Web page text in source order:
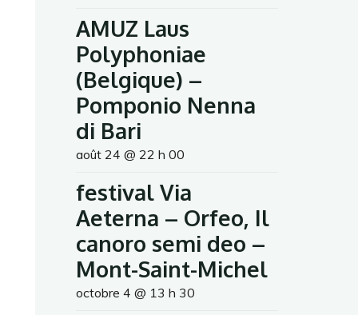
AMUZ Laus
Polyphoniae
(Belgique) –
Pomponio Nenna
di Bari
août 24 @ 22 h 00
festival Via
Aeterna – Orfeo, Il
canoro semi deo –
Mont-Saint-Michel
octobre 4 @ 13 h 30